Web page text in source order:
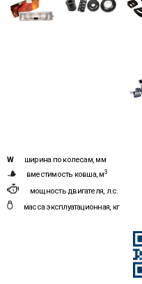
ширина по колесам, мм
вместимость ковша, м3
мощность двигателя, л.с.
масса эксплуатационная, кг